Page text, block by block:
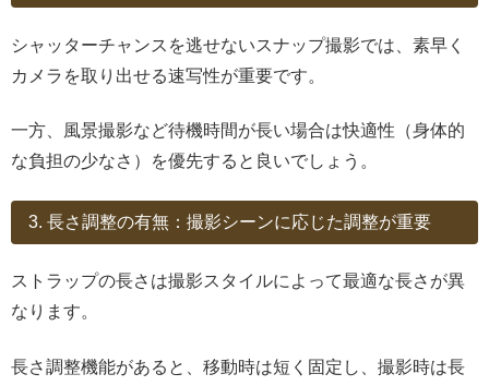
シャッターチャンスを逃せないスナップ撮影では、素早く
カメラを取り出せる速写性が重要です。
一方、風景撮影など待機時間が長い場合は快適性（身体的
な負担の少なさ）を優先すると良いでしょう。
3. 長さ調整の有無：撮影シーンに応じた調整が重要
ストラップの長さは撮影スタイルによって最適な長さが異
なります。
長さ調整機能があると、移動時は短く固定し、撮影時は長